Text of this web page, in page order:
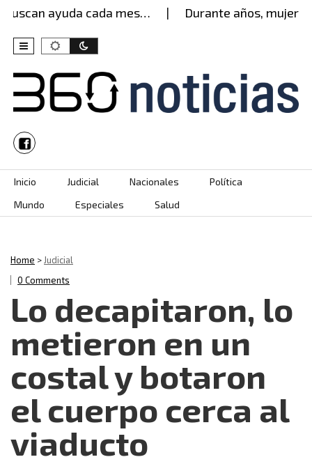
ayuda cada mes… Durante años, mujer
Skip to content
Inicio Judicial Nacionales
Política
Mundo
Especiales Salud
Home >Judicial
0 Comments
Lo decapitaron, lo
metieron en un
costal y botaron
el cuerpo cerca al
viaducto